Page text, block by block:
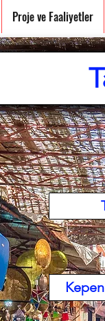
Proje ve Faaliyetler